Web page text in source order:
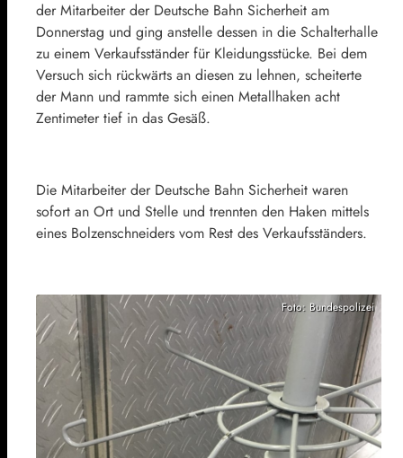
der Mitarbeiter der Deutsche Bahn Sicherheit am
Donnerstag und ging anstelle dessen in die Schalterhalle
zu einem Verkaufsständer für Kleidungsstücke. Bei dem
Versuch sich rückwärts an diesen zu lehnen, scheiterte
der Mann und rammte sich einen Metallhaken acht
Zentimeter tief in das Gesäß.
Die Mitarbeiter der Deutsche Bahn Sicherheit waren
sofort an Ort und Stelle und trennten den Haken mittels
eines Bolzenschneiders vom Rest des Verkaufsständers.
Foto: Bundespolizei